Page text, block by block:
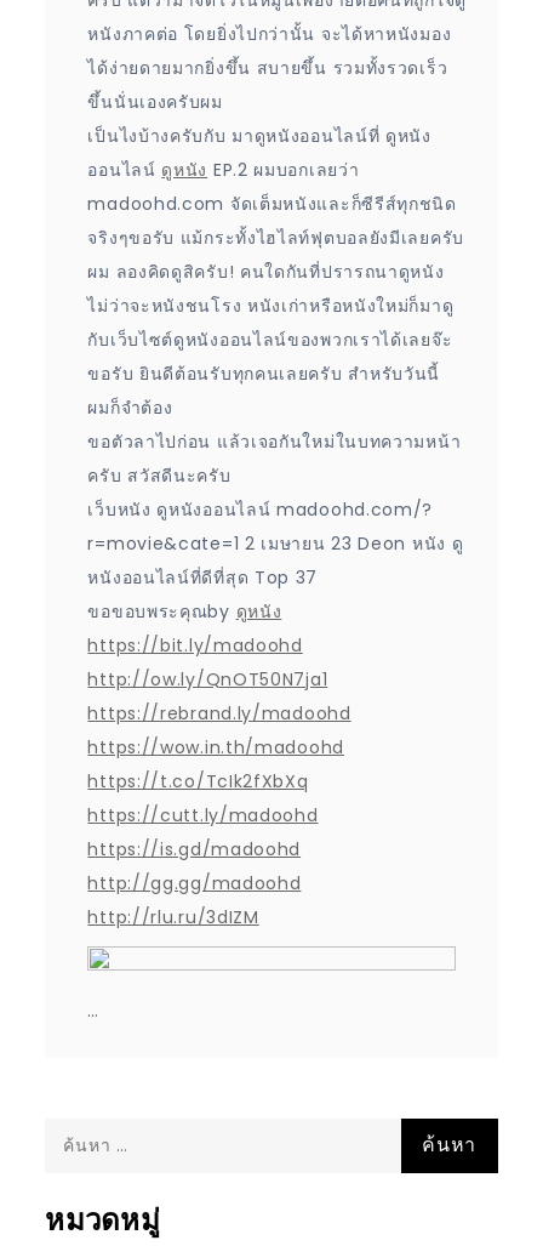
หนังภาคต่อ โดยยิ่งไปกว่านั้น จะได้หาหนังมอง
ได้ง่ายดายมากยิ่งขึ้น สบายขึ้น รวมทั้งรวดเร็ว
ขึ้นนั่นเองครับผม
เป็นไงบ้างครับกับ มาดูหนังออนไลน์ที่ ดูหนัง
ออนไลน์ ดูหนัง EP.2 ผมบอกเลยว่า
madoohd.com จัดเต็มหนังและก็ซีรีส์ทุกชนิด
จริงๆขอรับ แม้กระทั้งไฮไลท์ฟุตบอลยังมีเลยครับ
ผม ลองคิดดูสิครับ! คนใดกันที่ปรารถนาดูหนัง
ไม่ว่าจะหนังชนโรง หนังเก่าหรือหนังใหม่ก็มาดู
กับเว็บไซต์ดูหนังออนไลน์ของพวกเราได้เลยจ๊ะ
ขอรับ ยินดีต้อนรับทุกคนเลยครับ สำหรับวันนี้
ผมก็จำต้อง
ขอตัวลาไปก่อน แล้วเจอกันใหม่ในบทความหน้า
ครับ สวัสดีนะครับ
เว็บหนัง ดูหนังออนไลน์ madoohd.com/?
r=movie&cate=1 2 เมษายน 23 Deon หนัง ดู
หนังออนไลน์ที่ดีที่สุด Top 37
ขอขอบพระคุณby ดูหนัง
https://bit.ly/madoohd
http://ow.ly/QnOT50N7ja1
https://rebrand.ly/madoohd
https://wow.in.th/madoohd
https://t.co/TcIk2fXbXq
https://cutt.ly/madoohd
https://is.gd/madoohd
http://gg.gg/madoohd
http://rlu.ru/3dIZM
…
ค้นหา
หมวดหมู่